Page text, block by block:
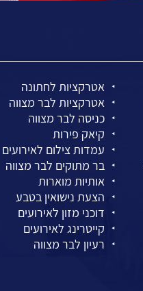
אטרקציות לחתונה
אטרקציות לבר מצווה
כניסה לבר מצווה
קיאק פירות
עמדות צילום לאירועים
בר מתוקים לבר מצווה
אותיות מוארות
הצעת נישואין בטבע
דוכני מזון לאירועים
קייטרינג לאירועים
רעיון לבר מצווה